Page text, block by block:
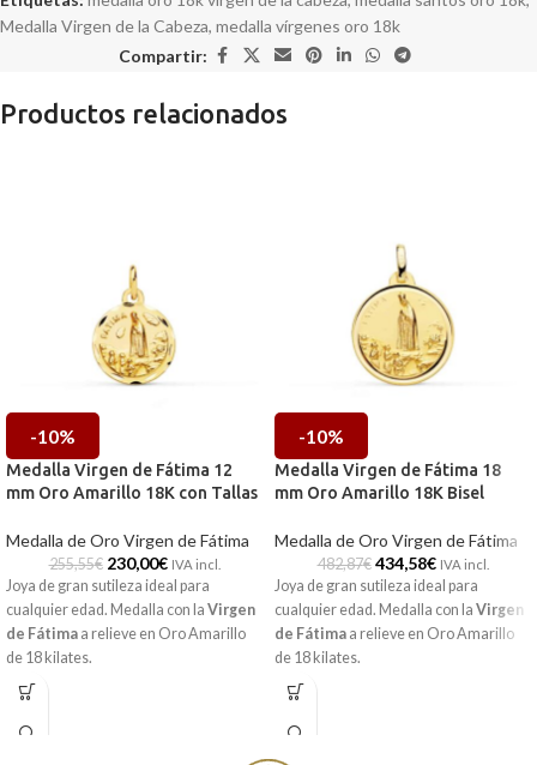
Medalla Virgen de la Cabeza, medalla vírgenes oro 18k
Compartir:
Productos relacionados
-10%
Medalla Virgen de Fátima 12
mm Oro Amarillo 18K con Tallas
Medalla de Oro Virgen de Fátima
255,55€ 230,00€ IVA incl.
Joya de gran sutileza ideal para
cualquier edad. Medalla con la Virgen
de Fátima a relieve en Oro Amarillo
de 18 kilates.
Puedes encontrarla en nuestras
-10%
Medalla Virgen de Fátima 18
mm Oro Amarillo 18K Bisel
Medalla de Oro Virgen de Fátima
482,87€ 434,58€ IVA incl.
Joya de gran sutileza ideal para
cualquier edad. Medalla con la Virgen
de Fátima a relieve en Oro Amarillo
de 18 kilates.